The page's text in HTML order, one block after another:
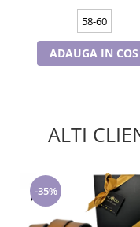
58-60
ADAUGA IN COS
ALTI
-35%